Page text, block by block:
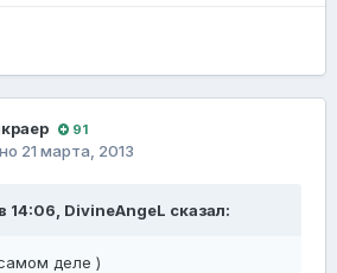
91
21 марта, 2013
14:06, DivineAngeL сказал:
деле )